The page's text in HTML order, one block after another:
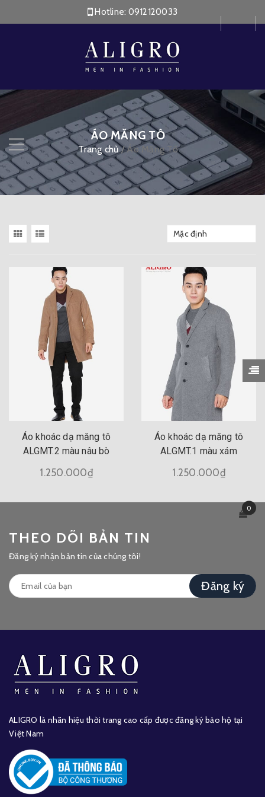
Hotline: 0912120033
0
ÁO MĂNG TÔ
Trang chủ /Áo Măng Tô
Mặc định
Áo khoác dạ măng tô
ALGMT.2 màu nâu bò
1.250.000₫
Áo khoác dạ măng tô
ALGMT.1 màu xám
1.250.000₫
THEO DÕI BẢN TIN
Đăng ký nhận bản tin của chúng tôi!
Đăng ký
ALIGRO là nhãn hiệu thời trang cao cấp được đăng ký bảo hộ tại
Việt Nam